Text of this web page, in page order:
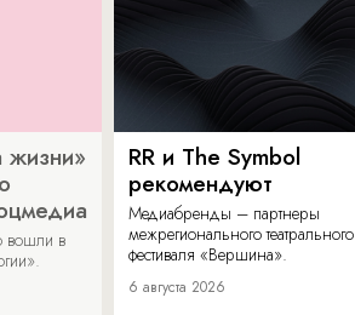
жизни»
вошли в
RR и The Symbol
рекомендуют
Медиабренды – партнеры
межрегионального театрального
фестиваля «Вершина».
6 августа 2026